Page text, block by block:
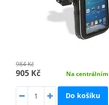
984 Kč
905 Kč Na
Do košíku